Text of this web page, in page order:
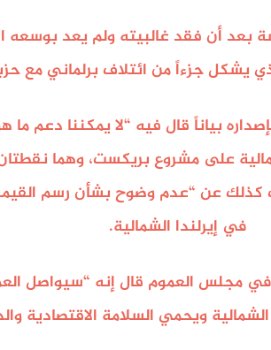
بعد أن فقد غالبيته ولم يعد بوسعه
يشكل جزءاً من ائتلاف برلماني مع
بياناً قال فيه “لا يمكننا دعم
على مشروع بريكست، وهما
كذلك عن “عدم وضوح بشأن رسم
في إيرلندا الشمالية.
مجلس العموم قال إنه “سيواصل
ويحمي السلامة الاقتصادية